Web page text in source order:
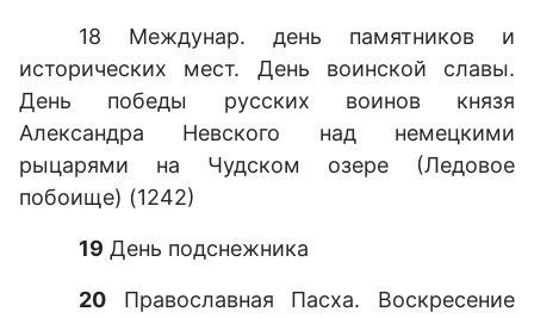
18 Междунар. день памятников и
исторических мест. День воинской славы.
День победы русских воинов князя
Александра Невского над немецкими
рыцарями на Чудском озере (Ледовое
побоище) (1242)
19 День подснежника
20 Православная Пасха. Воскресение